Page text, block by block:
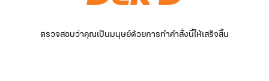
ตรวจสอบว่าคุณเป็นมนุษย์ด้วยการทำคำสั่งนี้ให้เสร็จสิ้น